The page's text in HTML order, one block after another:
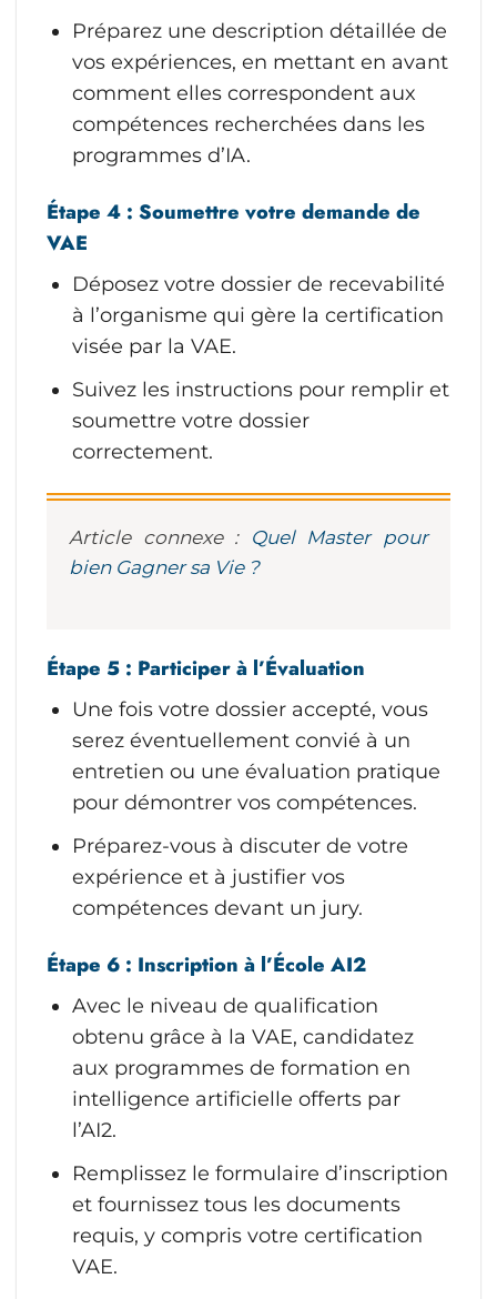
Préparez une description détaillée de
vos expériences, en mettant en avant
comment elles correspondent aux
compétences recherchées dans les
programmes d’IA.
Étape 4 : Soumettre votre demande de
VAE
Déposez votre dossier de recevabilité
à l’organisme qui gère la certification
visée par la VAE.
Suivez les instructions pour remplir et
soumettre votre dossier
correctement.
Article connexe : Quel Master pour
bien Gagner sa Vie ?
Étape 5 : Participer à l’Évaluation
Une fois votre dossier accepté, vous
serez éventuellement convié à un
entretien ou une évaluation pratique
pour démontrer vos compétences.
Préparez-vous à discuter de votre
expérience et à justifier vos
compétences devant un jury.
Étape 6 : Inscription à l’École AI2
Avec le niveau de qualification
obtenu grâce à la VAE, candidatez
aux programmes de formation en
intelligence artificielle offerts par
l’AI2.
Remplissez le formulaire d’inscription
et fournissez tous les documents
requis, y compris votre certification
VAE.